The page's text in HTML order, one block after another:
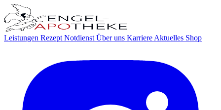
Leistungen Rezept Notdienst Über uns Karriere Aktuelles Shop